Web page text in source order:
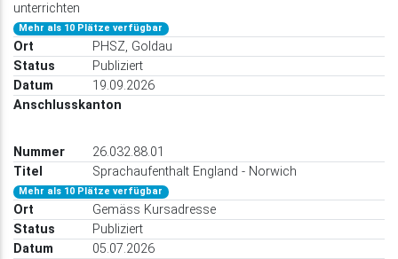
unterrichten
Mehr als 10 Plätze verfügbar
PHSZ, Goldau
Publiziert
19.09.2026
26.032.88.01
Sprachaufenthalt England - Norwich
Mehr als 10 Plätze verfügbar
Gemäss Kursadresse
Publiziert
05.07.2026